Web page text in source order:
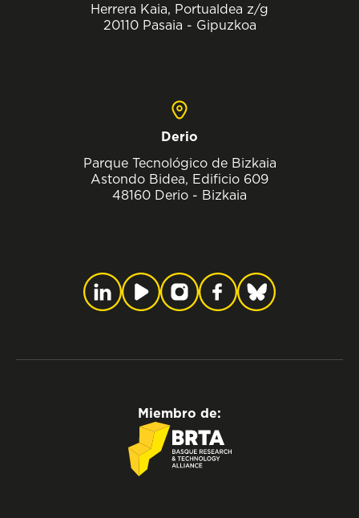
Herrera Kaia, Portualdea z/g
20110 Pasaia - Gipuzkoa
Derio
Parque Tecnológico de Bizkaia
Astondo Bidea, Edificio 609
48160 Derio - Bizkaia
Miembro de: